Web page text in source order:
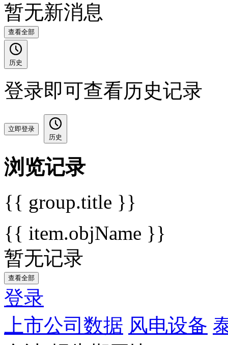
暂无新消息
查看全部
历史
登录即可查看历史记录
立即登录
历史
浏览记录
{{ group.title }}
{{ item.objName }}
暂无记录
查看全部
登录
上市公司数据 风电设备